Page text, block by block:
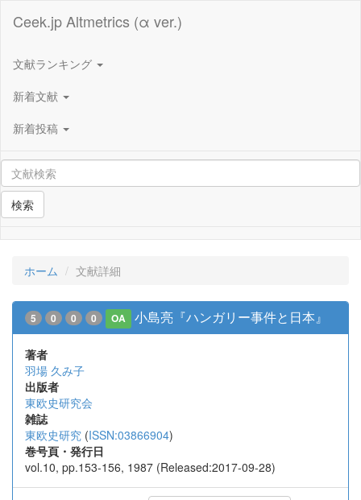
Ceek.jp Altmetrics (α ver.)
文献ランキング
新着文献
新着投稿
検索
ホーム 文献詳細
5 0 0 0 OA 小島亮『ハンガリー事件と日本』
著者
羽場 久み子
出版者
東欧史研究会
雑誌
東欧史研究 (ISSN:03866904)
巻号頁・発行日
vol.10, pp.153-156, 1987 (Released:2017-09-28)